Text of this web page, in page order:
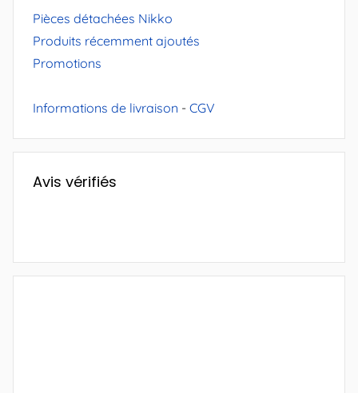
Pièces détachées Nikko
Produits récemment ajoutés
Promotions
Informations de livraison - CGV
Avis vérifiés